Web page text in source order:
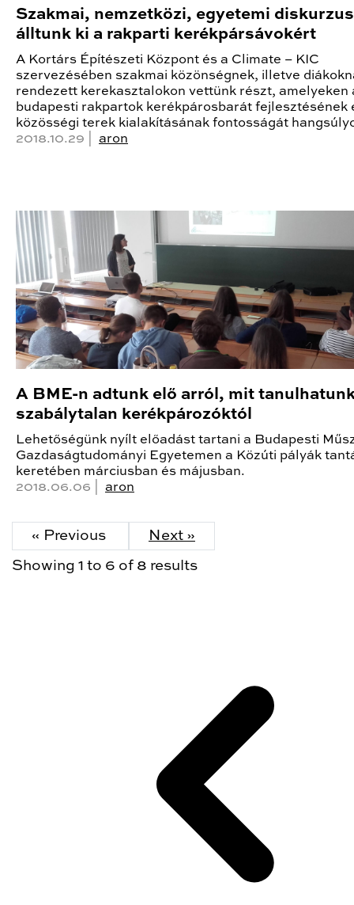
Szakmai, nemzetközi, egyetemi
álltunk ki a rakparti kerékpársávokért
A Kortárs Építészeti Központ és a Climate – KIC
szervezésében szakmai közönségnek, illetve
rendezett kerekasztalokon vettünk részt, amelyeken
budapesti rakpartok kerékpárosbarát fejlesztésének
közösségi terek kialakításának fontosságát
2018.10.29 | aron
A BME-n adtunk elő arról, mit
szabálytalan kerékpározóktól
Lehetőségünk nyílt előadást tartani a Budapesti
Gazdaságtudományi Egyetemen a Közúti pályák
keretében márciusban és májusban.
2018.06.06 | aron
« Previous Next »
Showing 1 to 6 of 8 results